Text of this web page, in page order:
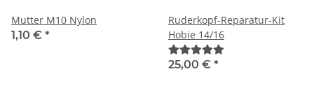
Mutter M10 Nylon
1,10 € *
Ruderkopf-Reparatur-Kit
Hobie 14/16
25,00 € *